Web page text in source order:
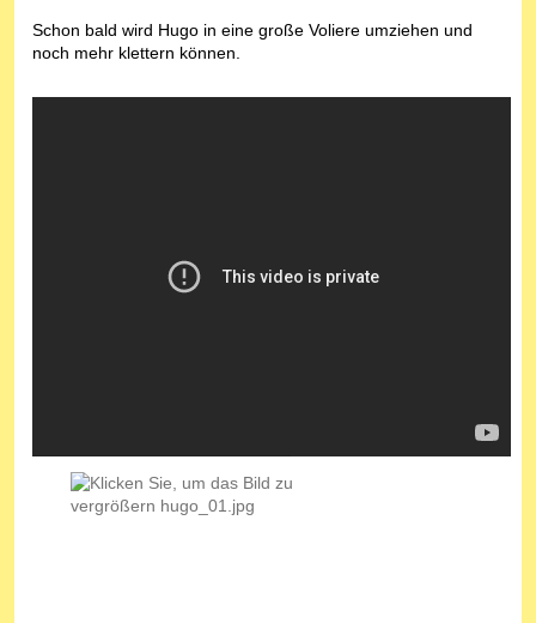
Schon bald wird Hugo in eine große Voliere umziehen und
noch mehr klettern können.